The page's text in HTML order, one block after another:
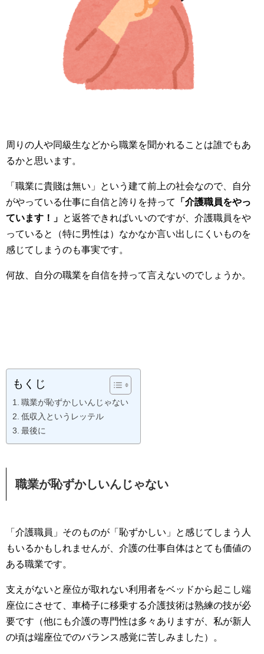
周りの人や同級生などから職業を聞かれることは誰でもあ
るかと思います。
「職業に貴賤は無い」という建て前上の社会なので、自分
がやっている仕事に自信と誇りを持って
「介護職員をやっ
ています！」 と返答できればいいのですが、介護職員をや
っていると（特に男性は）なかなか言い出しにくいものを
感じてしまうのも事実です。
何故、自分の職業を自信を持って言えないのでしょうか。
もくじ
職業が恥ずかしいんじゃない
低収入というレッテル
最後に
職業が恥ずかしいんじゃない
「介護職員」そのものが「恥ずかしい」と感じてしまう人
もいるかもしれませんが、介護の仕事自体はとても価値の
ある職業です。
支えがないと座位が取れない利用者をベッドから起こし端
座位にさせて、車椅子に移乗する介護技術は熟練の技が必
要です（他にも介護の専門性は多々ありますが、私が新人
の頃は端座位でのバランス感覚に苦しみました）。